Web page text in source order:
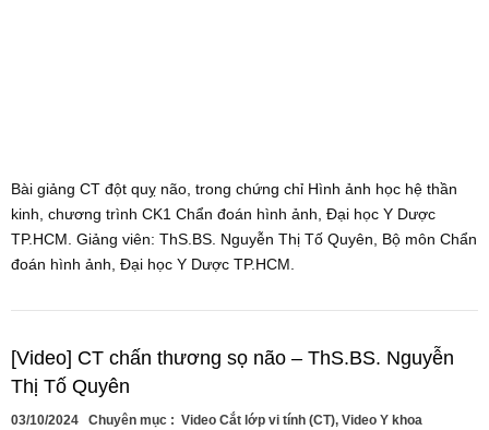
Bài giảng CT đột quỵ não, trong chứng chỉ Hình ảnh học hệ thần
kinh, chương trình CK1 Chẩn đoán hình ảnh, Đại học Y Dược
TP.HCM. Giảng viên: ThS.BS. Nguyễn Thị Tố Quyên, Bộ môn Chẩn
đoán hình ảnh, Đại học Y Dược TP.HCM.
[Video] CT chấn thương sọ não – ThS.BS. Nguyễn
Thị Tố Quyên
03/10/2024 Chuyên mục : Video Cắt lớp vi tính (CT), Video Y khoa